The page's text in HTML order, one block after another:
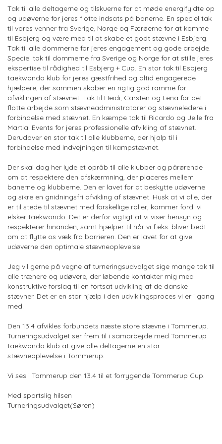
Tak til alle deltagerne og tilskuerne for at møde energifyldte op
og udøverne for jeres flotte indsats på banerne. En speciel tak
til vores venner fra Sverige, Norge og Færøerne for at komme
til Esbjerg og være med til at skabe et godt stævne i Esbjerg.
Tak til alle dommerne for jeres engagement og gode arbejde.
Speciel tak til dommerne fra Sverige og Norge for at stille jeres
ekspertise til rådighed til Esbjerg + Cup. En stor tak til Esbjerg
taekwondo klub for jeres gæstfrihed og altid engagerede
hjælpere, der sammen skaber en rigtig god ramme for
afviklingen af stævnet. Tak til Heidi, Carsten og Lena for det
flotte arbejde som stævneadministratorer og stævneledere i
forbindelse med stævnet. En kæmpe tak til Ricardo og Jelle fra
Martial Events for jeres professionelle afvikling af stævnet.
Derudover en stor tak til alle klubberne, der hjalp til i
forbindelse med indvejningen til kampstævnet.
Der skal dog her lyde et opråb til alle klubber og pårørende
om at respektere den afskærmning, der placeres mellem
banerne og klubberne. Den er lavet for at beskytte udøverne
og sikre en gnidningsfri afvikling af stævnet. Husk at vi alle, der
er til stede til stævnet med forskellige roller, kommer fordi vi
elsker taekwondo. Det er derfor vigtigt at vi viser hensyn og
respekterer hinanden, samt hjælper til når vi f.eks. bliver bedt
om at flytte os væk fra barrieren. Den er lavet for at give
udøverne den optimale stævneoplevelse.
Jeg vil gerne på vegne af turneringsudvalget sige mange tak til
alle trænere og udøvere, der løbende kontakter mig med
konstruktive forslag til en fortsat udvikling af de danske
stævner. Det er en stor hjælp i den udviklingsproces vi er i gang
med.
Den 13.4 afvikles forbundets næste store stævne i Tommerup.
Turneringsudvalget ser frem til i samarbejde med Tommerup
taekwondo klub at give alle deltagerne en stor
stævneoplevelse i Tommerup.
Vi ses i Tommerup den 13.4 til et forrygende Tommerup Cup.
Med sportslig hilsen
Turneringsudvalget(Søren)